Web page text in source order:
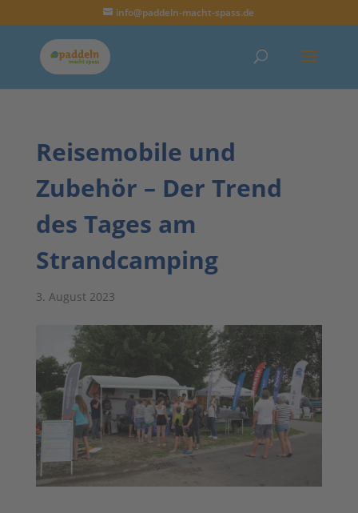
info@paddeln-macht-spass.de
Reisemobile und
Zubehör – Der Trend
des Tages am
Strandcamping
3. August 2023